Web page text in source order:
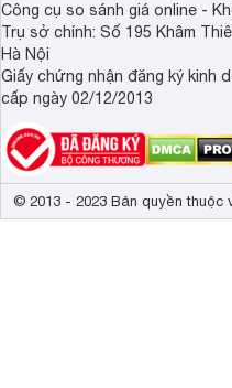
Công cụ so sánh giá online -
Trụ sở chính: Số 195 Khâm
Hà Nội
Giấy chứng nhận đăng ký kinh
cấp ngày 02/12/2013
© 2013 - 2023 Bản quyền thuộc